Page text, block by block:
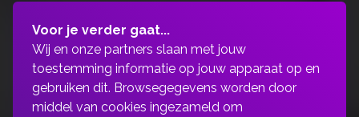
Voor je verder gaat...
Wij en onze partners slaan met jouw
toestemming informatie op jouw apparaat op en
gebruiken dit. Browsegegevens worden door
middel van cookies ingezameld om